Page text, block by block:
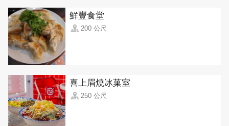
鮮豐食堂
200 公尺
喜上眉燒冰菓室
250 公尺